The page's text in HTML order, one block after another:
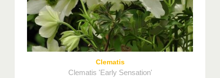
Clematis
Clematis 'Early Sensation'